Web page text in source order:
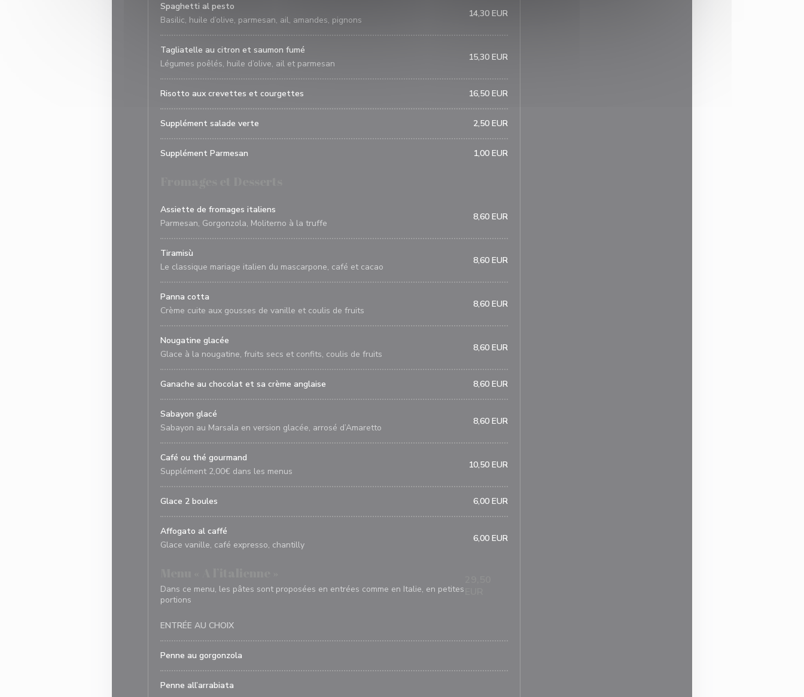
Spaghetti al pesto
Basilic, huile d’olive, parmesan, ail, amandes, pignons
14,30 EUR
Tagliatelle au citron et saumon fumé
Légumes poêlés, huile d’olive, ail et parmesan
15,30 EUR
Risotto aux crevettes et courgettes 16,50 EUR
Supplément salade verte 2,50 EUR
Supplément Parmesan 1,00 EUR
Assiette de fromages italiens
Parmesan, Gorgonzola, Moliterno à la truffe
8,60 EUR
Tiramisù
Le classique mariage italien du mascarpone, café et cacao
8,60 EUR
Panna cotta
Crème cuite aux gousses de vanille et coulis de fruits
8,60 EUR
Nougatine glacée
Glace à la nougatine, fruits secs et confits, coulis de fruits
8,60 EUR
Ganache au chocolat et sa crème anglaise 8,60 EUR
Sabayon glacé
Sabayon au Marsala en version glacée, arrosé d’Amaretto
8,60 EUR
Café ou thé gourmand
Supplément 2,00€ dans les menus
10,50 EUR
Glace 2 boules 6,00 EUR
Affogato al caffé
Glace vanille, café expresso, chantilly
6,00 EUR
Dans ce menu, les pâtes sont proposées en entrées comme en Italie, en petites
portions
ENTRÉE AU CHOIX
Penne au gorgonzola
Penne all’arrabiata